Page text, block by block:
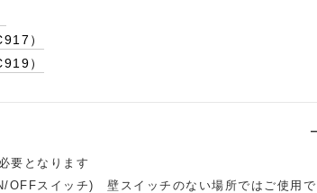
）
）
要となります
OFFスイッチ) 壁スイッチのない場所ではご使用で